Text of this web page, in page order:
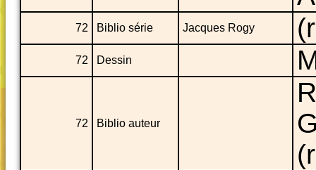
72 Biblio série Jacques Rogy
72 Dessin
72 Biblio auteur